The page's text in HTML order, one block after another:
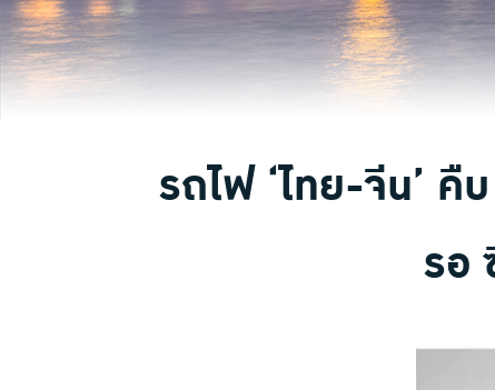
รถไฟ ‘ไทย-จีน’ คื
รอ